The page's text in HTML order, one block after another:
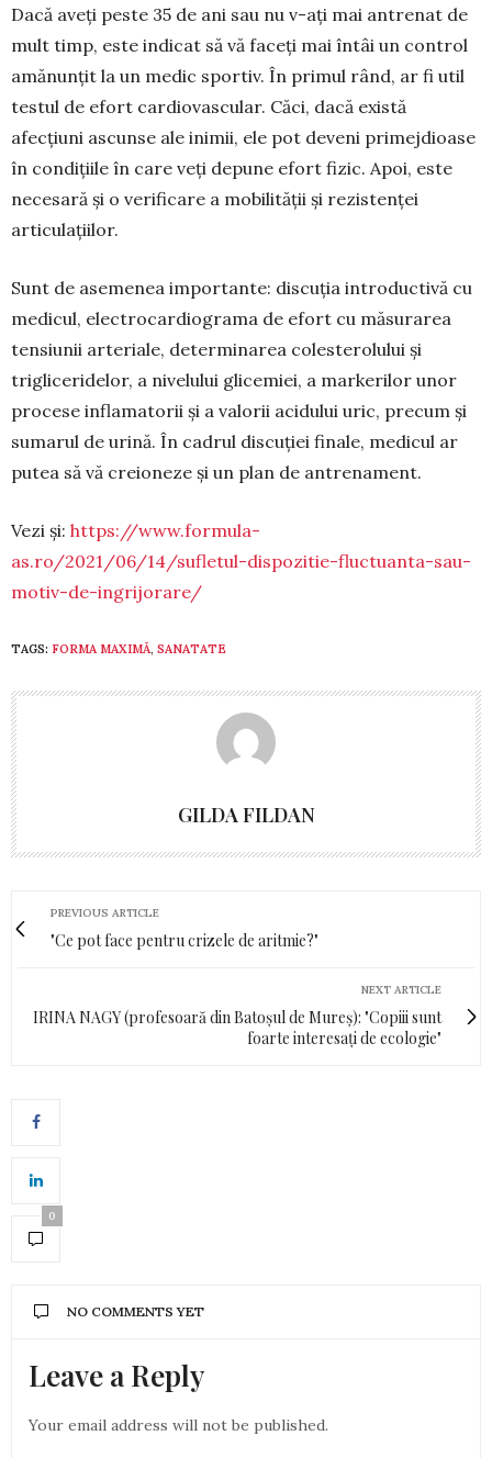
Dacă aveți peste 35 de ani sau nu v-ați mai antrenat de
mult timp, este indicat să vă faceți mai întâi un control
amănunțit la un medic spor­tiv. În primul rând, ar fi util
testul de efort car­diovascular. Căci, dacă există
afecțiuni ascunse ale inimii, ele pot deveni primejdioase
în condițiile în care veți de­pune efort fizic. Apoi, este
necesară și o verificare a mobilității și rezis­tenței
articu­lațiilor.
Sunt de asemenea impor­tante: discuția in­troductivă cu
medicul, electrocar­dio­gra­ma de efort cu măsurarea
tensiunii arteriale, determi­narea colesterolului și
triglice­ri­de­lor, a nivelului glicemiei, a markerilor unor
procese inflamatorii și a valorii aci­dului uric, precum și
sumarul de urină. În cadrul discuției finale, medicul ar
putea să vă cre­io­neze și un plan de antre­na­ment.
Vezi și: https://www.formula-
as.ro/2021/06/14/sufletul-dispozitie-fluctuanta-sau-
motiv-de-ingrijorare/
TAGS: FORMA MAXIMĂ, SANATATE
GILDA FILDAN
PREVIOUS ARTICLE
"Ce pot face pentru crizele de aritmie?"
NEXT ARTICLE
IRINA NAGY (profesoară din Batoșul de Mureș): "Copiii sunt
foarte interesați de ecologie"
0
NO COMMENTS YET
Leave a Reply
Your email address will not be published.